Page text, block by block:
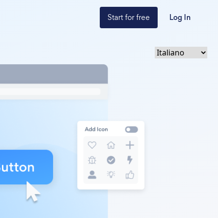
Start for free Log In